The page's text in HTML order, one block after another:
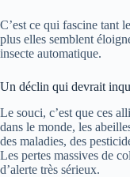
C’est ce qui fascine tant
plus elles semblent
insecte automatique.
Un déclin qui devrait
Le souci, c’est que ces
dans le monde, les
des maladies, des
Les pertes massives de
d’alerte très sérieux.